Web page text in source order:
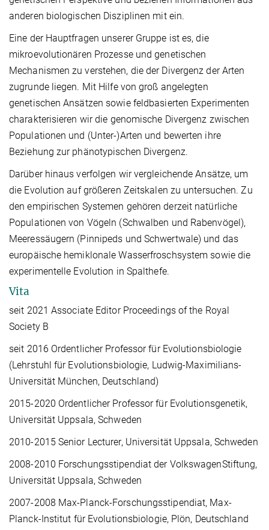
anderen biologischen Disziplinen mit ein.
Eine der Hauptfragen unserer Gruppe ist es, die
mikroevolutionären Prozesse und genetischen
Mechanismen zu verstehen, die der Divergenz der Arten
zugrunde liegen. Mit Hilfe von groß angelegten
genetischen Ansätzen sowie feldbasierten Experimenten
charakterisieren wir die genomische Divergenz zwischen
Populationen und (Unter-)Arten und bewerten ihre
Beziehung zur phänotypischen Divergenz.
Darüber hinaus verfolgen wir vergleichende Ansätze, um
die Evolution auf größeren Zeitskalen zu untersuchen. Zu
den empirischen Systemen gehören derzeit natürliche
Populationen von Vögeln (Schwalben und Rabenvögel),
Meeressäugern (Pinnipeds und Schwertwale) und das
europäische hemiklonale Wasserfroschsystem sowie die
experimentelle Evolution in Spalthefe.
Vita
seit 2021 Associate Editor Proceedings of the Royal
Society B
seit 2016 Ordentlicher Professor für Evolutionsbiologie
(Lehrstuhl für Evolutionsbiologie, Ludwig-Maximilians-
Universität München, Deutschland)
2015-2020 Ordentlicher Professor für Evolutionsgenetik,
Universität Uppsala, Schweden
2010-2015 Senior Lecturer, Universität Uppsala, Schweden
2008-2010 Forschungsstipendiat der VolkswagenStiftung,
Universität Uppsala, Schweden
2007-2008 Max-Planck-Forschungsstipendiat, Max-
Planck-Institut für Evolutionsbiologie, Plön, Deutschland